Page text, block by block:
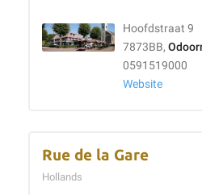
Hoofdstraat 9
7873BB,
0591519000
Website
Rue de la Gare
Hollands